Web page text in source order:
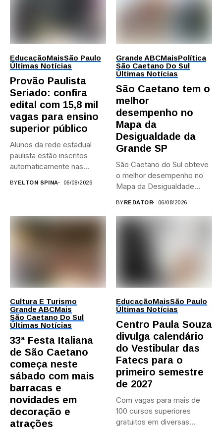
EducaçãoMaisSão Paulo
Últimas Notícias
Provão Paulista
Seriado: confira
edital com 15,8 mil
vagas para ensino
superior público
Alunos da rede estadual
paulista estão inscritos
automaticamente nas
BYELTON SPINA 06/08/2026
Grande ABCMaisPolítica
São Caetano Do Sul
Últimas Notícias
São Caetano tem o
melhor
desempenho no
Mapa da
Desigualdade da
Grande SP
São Caetano do Sul obteve
o melhor desempenho no
Mapa da Desigualdade...
BYREDATOR 06/08/2026
Cultura E Turismo
Grande ABCMais
São Caetano Do Sul
Últimas Notícias
33ª Festa Italiana
de São Caetano
começa neste
sábado com mais
barracas e
novidades em
decoração e
atrações
EducaçãoMaisSão Paulo
Últimas Notícias
Centro Paula Souza
divulga calendário
do Vestibular das
Fatecs para o
primeiro semestre
de 2027
Com vagas para mais de
100 cursos superiores
gratuitos em diversas